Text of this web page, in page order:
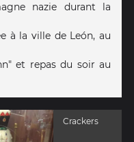
nazie durant la
à la ville de León, au
et repas du soir au
Crackers